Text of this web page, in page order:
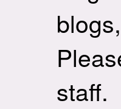
staff.